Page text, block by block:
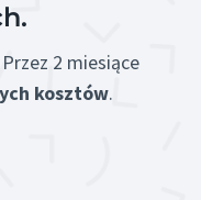
2 miesiące
kosztów.